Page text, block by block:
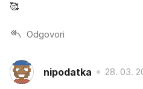
🥰
Odgovori
nipodatka 28. 03.